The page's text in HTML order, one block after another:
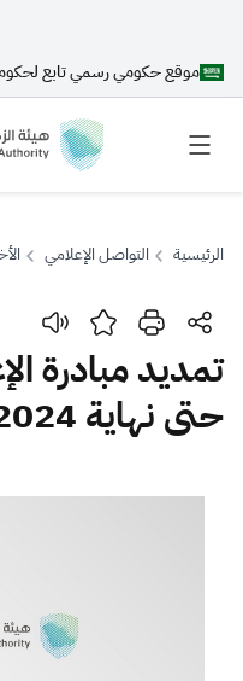
موقع حكومي رسمي تابع
بحث
بحث بحث AI
اقتراحات
الرئيسية التواصل الإعلامي
تمديد مبادرة
حتى نهاية 2024م